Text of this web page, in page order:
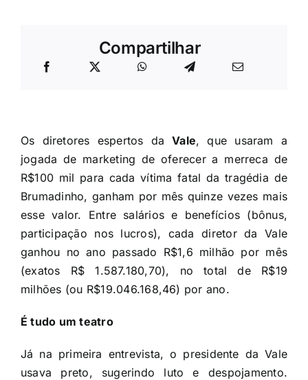
Compartilhar
Os diretores espertos daVale, que usaram a
jogada de marketing de oferecer a merreca de
R$100 mil para cada vítima fatal da tragédia de
Brumadinho, ganham por mês quinze vezes mais
esse valor. Entre salários e benefícios (bônus,
participação nos lucros), cada diretor da Vale
ganhou no ano passado R$1,6 milhão por mês
(exatos R$ 1.587.180,70), no total de R$19
milhões (ou R$19.046.168,46) por ano.
É tudo um teatro
Já na primeira entrevista, o presidente da Vale
usava preto, sugerindo luto e despojamento.